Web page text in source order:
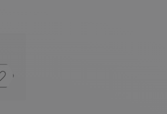
Toevoegen aan verlanglijstje